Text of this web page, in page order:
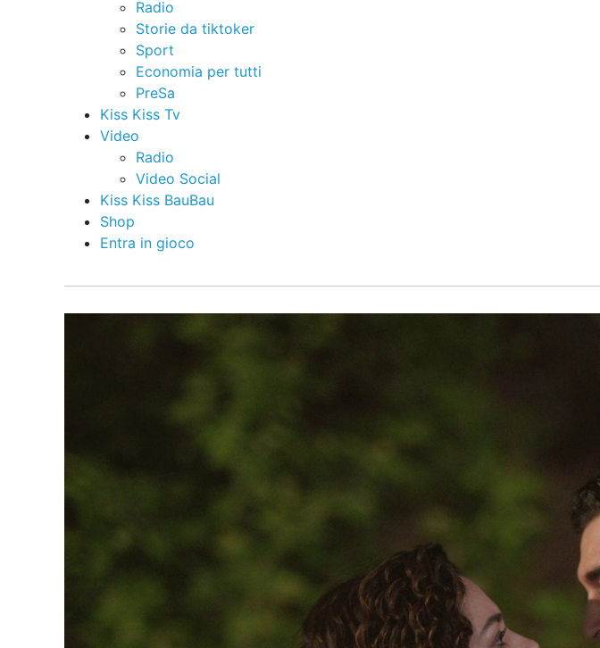
Radio
Storie da tiktoker
Sport
Economia per tutti
PreSa
Kiss Kiss Tv
Video
Radio
Video Social
Kiss Kiss BauBau
Shop
Entra in gioco